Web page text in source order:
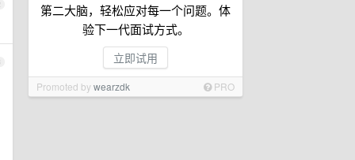
第二大脑，轻松应对每一个问题。体
验下一代面试方式。
立即试用
Promoted bywearzdk PRO